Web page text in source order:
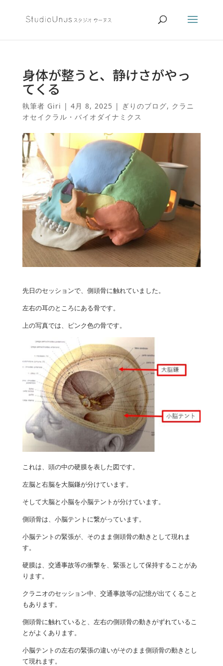
身体が整うと、静けさがやっ
てくる
執筆者 Giri | 4月 8, 2025 | ぎりのブログ, クラニ
オセイクラル・バイオダイナミクス
先日のセッションで、側頭骨に触れていました。
左右の耳のところにある骨です。
上の写真では、ピンク色の骨です。
これは、頭の中の硬膜を表した図です。
左脳と右脳を大脳鎌が分けています。
そして大脳と小脳を小脳テントが分けています。
側頭骨は、小脳テントに繋がっています。
小脳テントの緊張が、そのまま側頭骨の動きとして現れま
す。
硬膜は、交通事故等の衝撃を、緊張として保持することがあ
ります。
クラニオのセッション中、交通事故等の記憶が出てくること
もあります。
側頭骨に触れていると、左右の側頭骨の動きがずれているこ
とがよくあります。
小脳テントの左右の緊張の違いがそのまま側頭骨の動きとし
て現れます。